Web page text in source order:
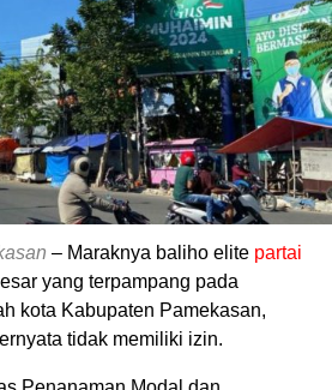
– Maraknya baliho elite partai
yang terpampang pada
kota Kabupaten Pamekasan,
tidak memiliki izin.